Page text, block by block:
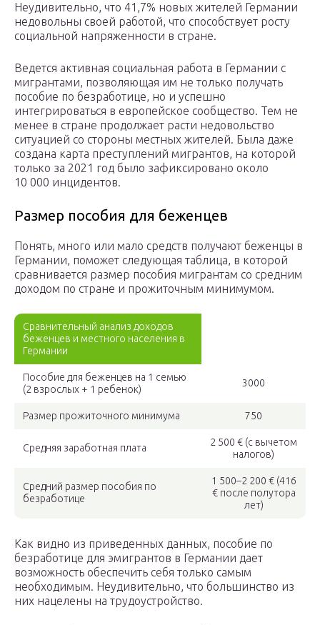
Неудивительно, что 41,7% новых жителей Германии
недовольны своей работой, что способствует росту
социальной напряженности в стране.
Ведется активная социальная работа в Германии с
мигрантами, позволяющая им не только получать
пособие по безработице, но и успешно
интегрироваться в европейское сообщество. Тем не
менее в стране продолжает расти недовольство
ситуацией со стороны местных жителей. Была даже
создана карта преступлений мигрантов, на которой
только за 2021 год было зафиксировано около
10 000 инцидентов.
Размер пособия для беженцев
Понять, много или мало средств получают беженцы в
Германии, поможет следующая таблица, в которой
сравнивается размер пособия мигрантам со средним
доходом по стране и прожиточным минимумом.
Сравнительный анализ доходов
беженцев и местного населения в
Германии
Пособие для беженцев на 1 семью
(2 взрослых + 1 ребенок)
3000
Размер прожиточного минимума 750
Средняя заработная плата
2 500 € (с вычетом
налогов)
Средний размер пособия по
безработице
1 500–2 200 € (416
€ после полутора
лет)
Как видно из приведенных данных, пособие по
безработице для эмигрантов в Германии дает
возможность обеспечить себя только самым
необходимым. Неудивительно, что большинство из
них нацелены на трудоустройство.